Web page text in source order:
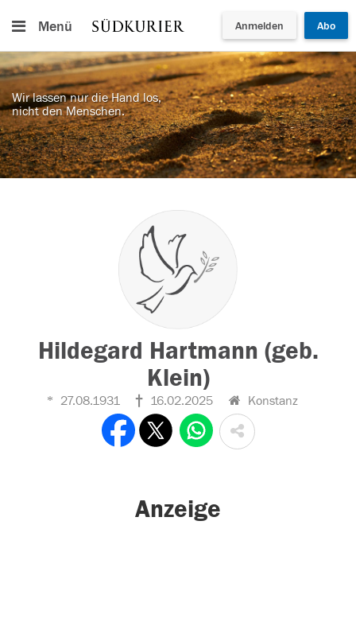
Menü Anmelden Abo
Wir lassen nur die Hand los,
nicht den Menschen.
Hildegard Hartmann (geb.
Klein)
27.08.1931 16.02.2025 Konstanz
Anzeige